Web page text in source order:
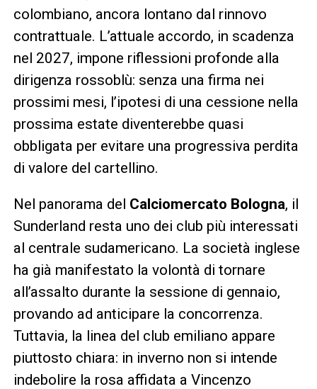
colombiano, ancora lontano dal rinnovo
contrattuale. L’attuale accordo, in scadenza
nel 2027, impone riflessioni profonde alla
dirigenza rossoblù: senza una firma nei
prossimi mesi, l’ipotesi di una cessione nella
prossima estate diventerebbe quasi
obbligata per evitare una progressiva perdita
di valore del cartellino.
Nel panorama del Calciomercato Bologna, il
Sunderland resta uno dei club più interessati
al centrale sudamericano. La società inglese
ha già manifestato la volontà di tornare
all’assalto durante la sessione di gennaio,
provando ad anticipare la concorrenza.
Tuttavia, la linea del club emiliano appare
piuttosto chiara: in inverno non si intende
indebolire la rosa affidata a Vincenzo